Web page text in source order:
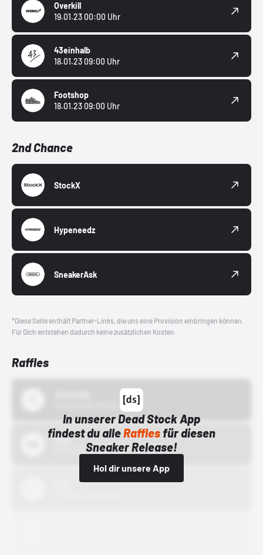
Overkill
19.01.23 00:00 Uhr
43einhalb
18.01.23 09:00 Uhr
Footshop
18.01.23 09:00 Uhr
2nd Chance
StockX
Hypeneedz
SneakerAsk
*Diese Seite enthält Partner-Links, die uns eine Provision einbringen können.
Für Dich entstehen dadurch keine zusätzlichen Kosten.
Raffles
In unserer Dead Stock App
findest du alleRafflesfür diesen
Sneaker Release!
Hol dir unsere App
Bstn
01.10.22 00:00 Uhr